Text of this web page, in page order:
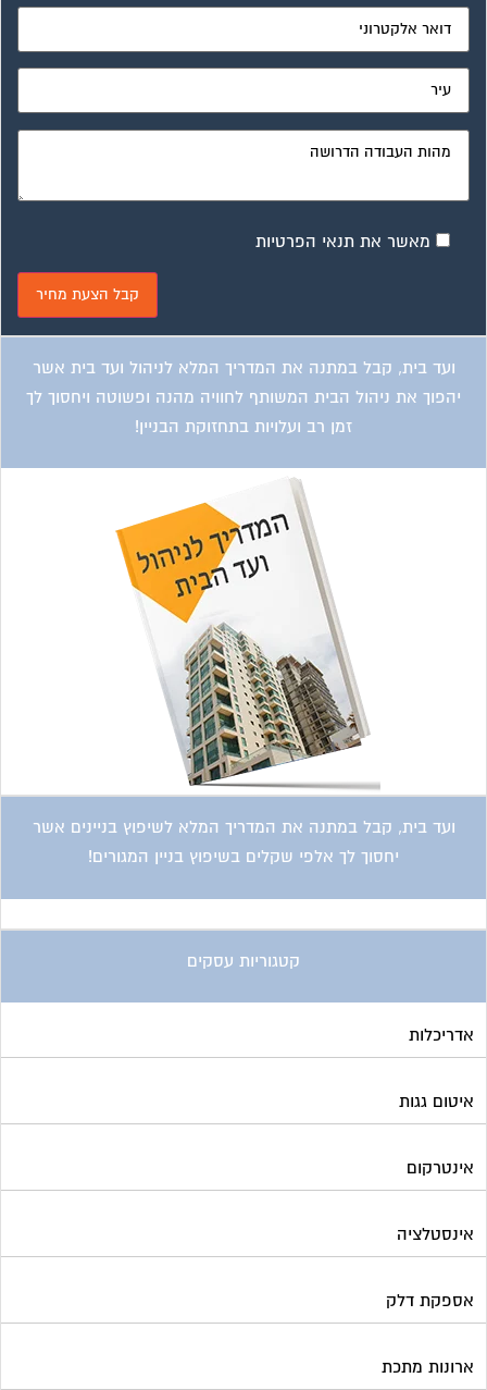
מאשר את תנאי הפרטיות
ועד בית, קבל במתנה את המדריך המלא לניהול ועד בית אשר
יהפוך את ניהול הבית המשותף לחוויה מהנה ופשוטה ויחסוך לך
זמן רב ועלויות בתחזוקת הבניין!
ועד בית, קבל במתנה את המדריך המלא לשיפוץ בניינים אשר
יחסוך לך אלפי שקלים בשיפוץ בניין המגורים!
קטגוריות עסקים
אדריכלות
איטום גגות
אינטרקום
אינסטלציה
אספקת דלק
ארונות מתכת